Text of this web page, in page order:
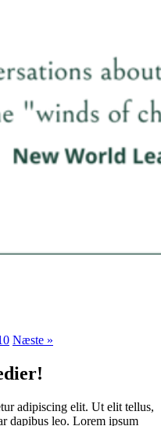
Næste »
adipiscing elit. Ut elit tellus,
dapibus leo. Lorem ipsum